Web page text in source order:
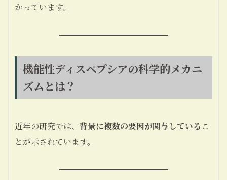
かっています。
機能性ディスペプシアの科学的メカニ
ズムとは？
近年の研究では、 背景に複数の要因が関与している こ
とが示されています。